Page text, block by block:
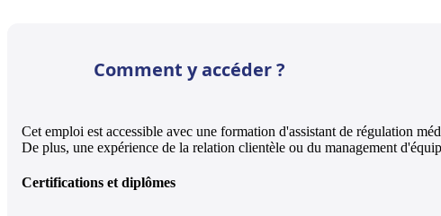
Comment y accéder ?
Cet emploi est accessible avec une formation d'assistant de régulation
De plus, une expérience de la relation clientèle ou du management
Certifications et diplômes